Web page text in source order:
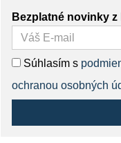
Bezplatné novinky
Súhlasím s
ochranou osobných